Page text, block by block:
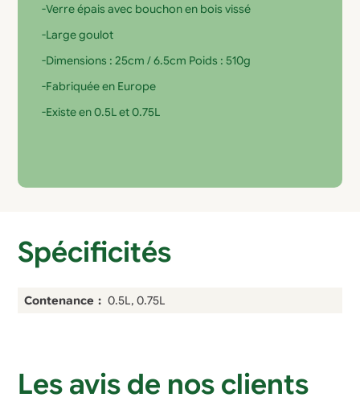
-Verre épais avec bouchon en bois vissé
-Large goulot
-Dimensions : 25cm / 6.5cm Poids : 510g
-Fabriquée en Europe
-Existe en 0.5L et 0.75L
Spécificités
Contenance 0.5L, 0.75L
Les avis de nos clients